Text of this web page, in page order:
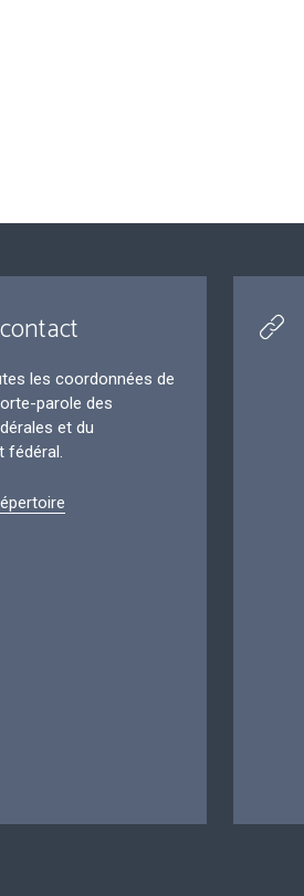
les coordonnées de
parole des
et du
fédéral.